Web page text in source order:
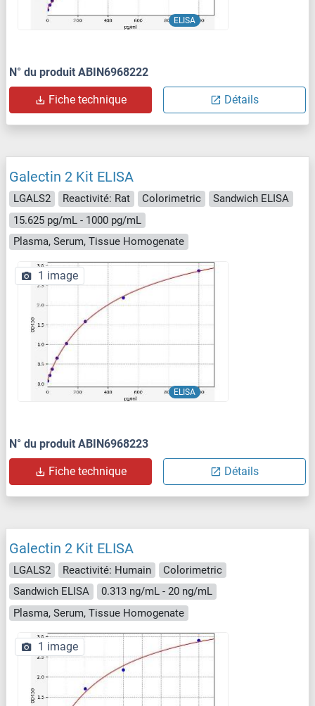
ELISA
N° du produit ABIN6968222
Fiche technique Détails
Galectin 2 Kit ELISA
LGALS2 Reactivité: Rat Colorimetric
Sandwich ELISA
15.625 pg/mL - 1000 pg/mL
Plasma, Serum, Tissue Homogenate
ELISA
1 image
N° du produit ABIN6968223
Fiche technique Détails
Galectin 2 Kit ELISA
LGALS2 Reactivité: Humain
Colorimetric
Sandwich ELISA
0.313 ng/mL - 20 ng/mL
Plasma, Serum, Tissue Homogenate
1 image